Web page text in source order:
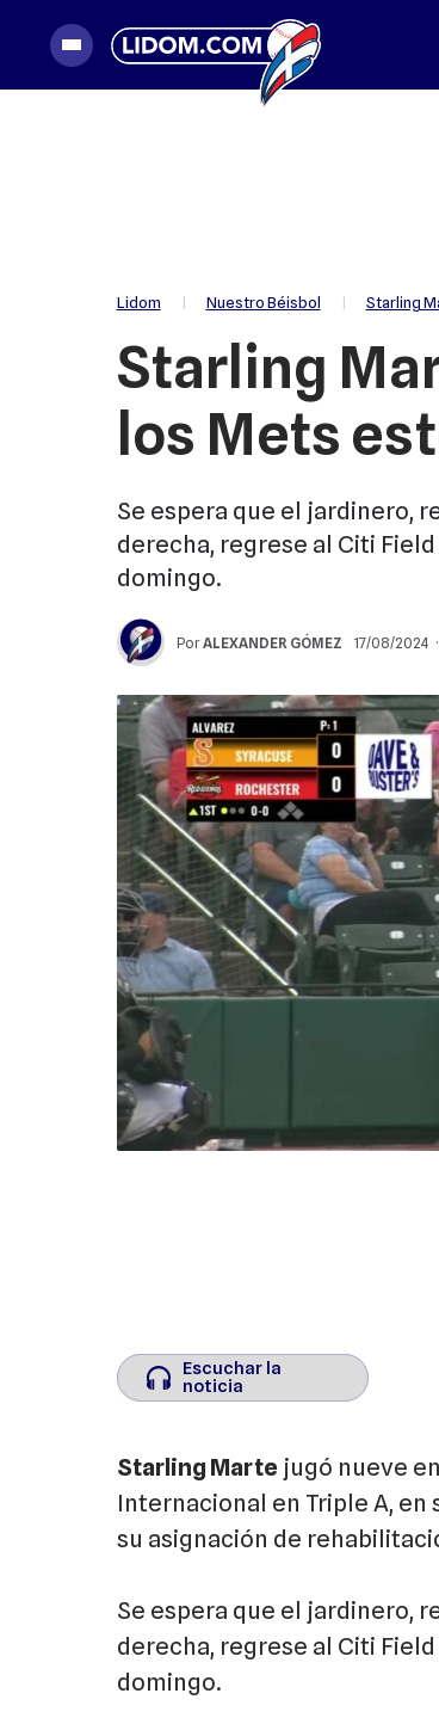
Lidom | Nuestro Béisbol | Starling
Starling
los Mets
Se espera que el jardinero,
derecha, regrese al Citi
domingo.
PorALEXANDER GÓMEZ 17/08/2024
Escuchar la
noticia
Escuchar la
noticia
Starling Marte jugó nueve
Internacional en Triple A,
su asignación de
Se espera que el jardinero,
derecha, regrese al Citi
domingo.